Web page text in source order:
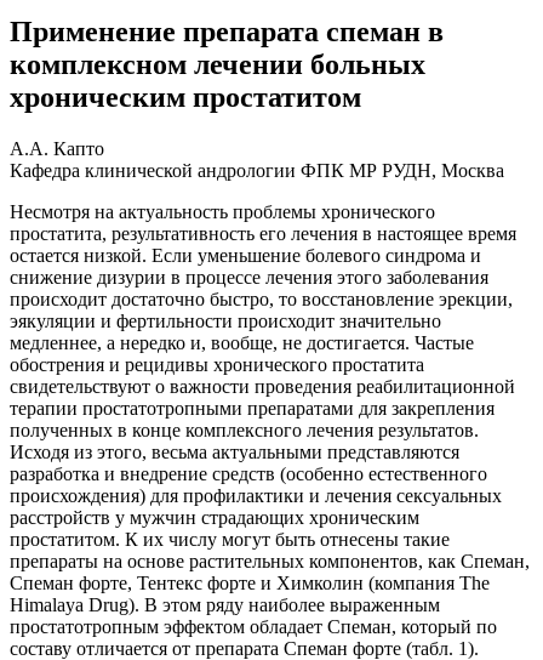
Применение препарата спеман в
комплексном лечении больных
хроническим простатитом
А.А. Капто
Кафедра клинической андрологии ФПК МР РУДН, Москва
Несмотря на актуальность проблемы хронического
простатита, результативность его лечения в настоящее время
остается низкой. Если уменьшение болевого синдрома и
снижение дизурии в процессе лечения этого заболевания
происходит достаточно быстро, то восстановление эрекции,
эякуляции и фертильности происходит значительно
медленнее, а нередко и, вообще, не достигается. Частые
обострения и рецидивы хронического простатита
свидетельствуют о важности проведения реабилитационной
терапии простатотропными препаратами для закрепления
полученных в конце комплексного лечения результатов.
Исходя из этого, весьма актуальными представляются
разработка и внедрение средств (особенно естественного
происхождения) для профилактики и лечения сексуальных
расстройств у мужчин страдающих хроническим
простатитом. К их числу могут быть отнесены такие
препараты на основе растительных компонентов, как Спеман,
Спеман форте, Тентекс форте и Химколин (компания The
Himalaya Drug). В этом ряду наиболее выраженным
простатотропным эффектом обладает Спеман, который по
составу отличается от препарата Спеман форте (табл. 1).